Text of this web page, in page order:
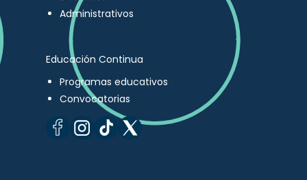
Administrativos
Educación Continua
Programas educativos
Convocatorias